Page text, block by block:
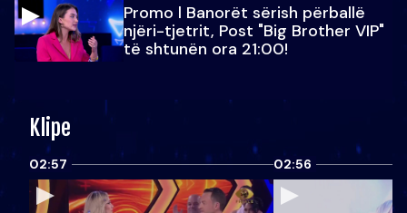
Promo l Banorët sërish përballë
njëri-tjetrit, Post "Big Brother VIP"
të shtunën ora 21:00!
Klipe
02:57 02:56